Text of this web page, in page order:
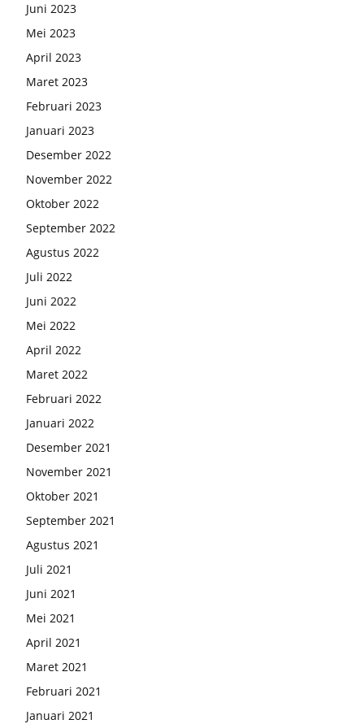
Juni 2023
Mei 2023
April 2023
Maret 2023
Februari 2023
Januari 2023
Desember 2022
November 2022
Oktober 2022
September 2022
Agustus 2022
Juli 2022
Juni 2022
Mei 2022
April 2022
Maret 2022
Februari 2022
Januari 2022
Desember 2021
November 2021
Oktober 2021
September 2021
Agustus 2021
Juli 2021
Juni 2021
Mei 2021
April 2021
Maret 2021
Februari 2021
Januari 2021